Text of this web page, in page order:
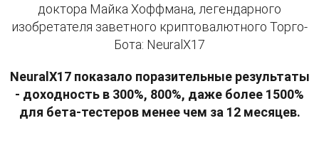
доктора Майка Хоффмана, легендарного
изобретателя заветного криптовалютного Торго-
Бота: NeuralX17
NeuralX17 показало поразительные результаты
- доходность в 300%, 800%, даже более 1500%
для бета-тестеров менее чем за 12 месяцев.